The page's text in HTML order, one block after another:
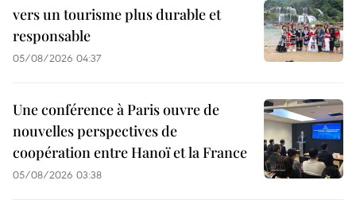
vers un tourisme plus durable et
responsable
05/08/2026 04:37
Une conférence à Paris ouvre de
nouvelles perspectives de
coopération entre Hanoï et la France
05/08/2026 03:38